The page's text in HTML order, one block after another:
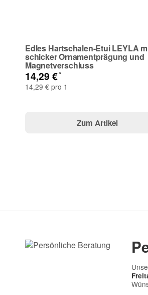
Edles Hartschalen-Etui LEYLA
schicker Ornamentprägung und
Magnetverschluss
14,29 €*
14,29 € pro 1
Zum Artikel